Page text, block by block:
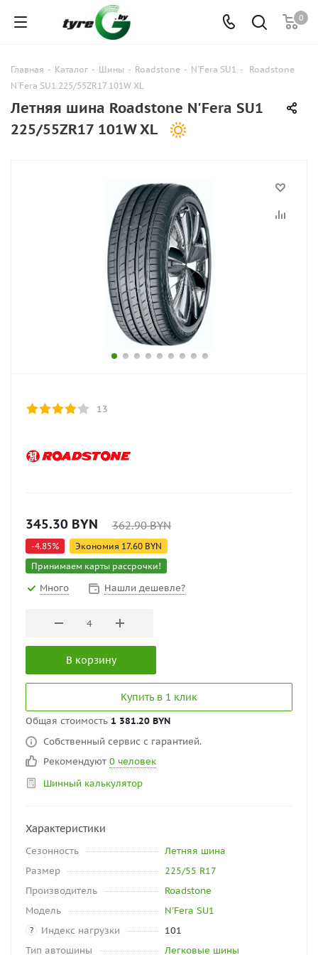
0
Главная - Каталог - Шины - Roadstone - N'Fera SU1 -
Roadstone
N'Fera SU1 225/55ZR17 101W XL
Летняя шина Roadstone N'Fera SU1
225/55ZR17 101W XL
13
345.30 BYN 362.90BYN
-4.85% Экономия 17.60 BYN
Принимаем карты рассрочки!
Много Нашли дешевле?
В корзину
Купить в 1 клик
Общая стоимость 1 381.20 BYN
Собственный сервис с гарантией.
Рекомендуют 0 человек
Шинный калькулятор
Характеристики
Сезонность
Летняя шина
Размер
225/55 R17
Производитель
Roadstone
Модель
N'Fera SU1
? Индекс нагрузки
101
Тип автошины
Легковые шины